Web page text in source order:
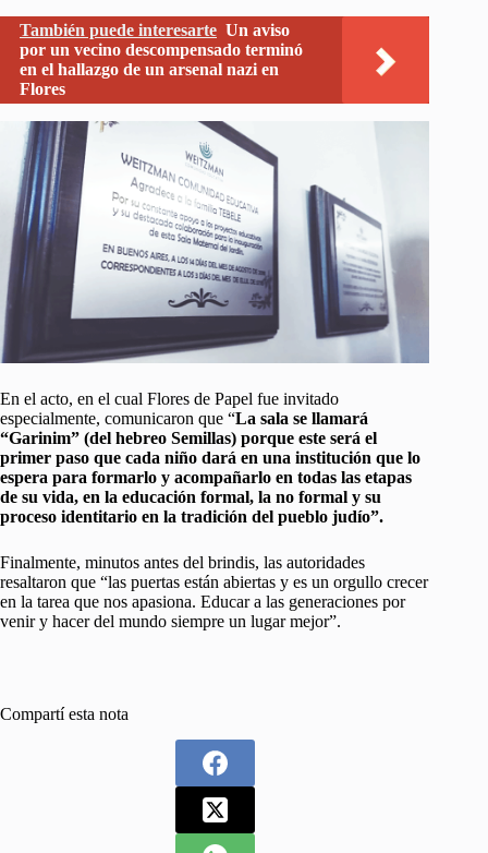
También puede interesarte Un aviso
por un vecino descompensado terminó
en el hallazgo de un arsenal nazi en
Flores
En el acto, en el cual Flores de Papel fue invitado
especialmente, comunicaron que “La sala se llamará
“Garinim” (del hebreo Semillas) porque este será el
primer paso que cada niño dará en una institución que lo
espera para formarlo y acompañarlo en todas las etapas
de su vida, en la educación formal, la no formal y su
proceso identitario en la tradición del pueblo judío”.
Finalmente, minutos antes del brindis, las autoridades
resaltaron que “las puertas están abiertas y es un orgullo crecer
en la tarea que nos apasiona. Educar a las generaciones por
venir y hacer del mundo siempre un lugar mejor”.
Compartí esta nota